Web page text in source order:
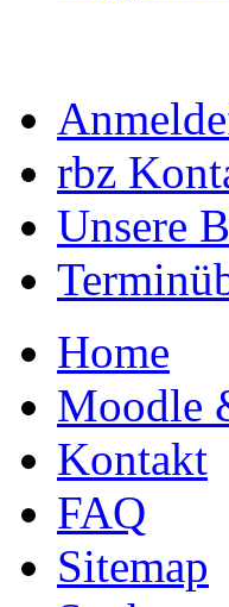
rbz
Unsere
Home
Moodle
Kontakt
FAQ
Sitemap